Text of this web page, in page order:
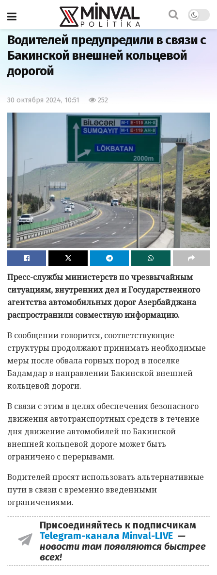
Главная Общество
Водителей предупредили в связи с
Бакинской внешней кольцевой
дорогой
30 октября 2024, 10:51 252
Пресс-службы министерств по чрезвычайным
ситуациям, внутренних дел и Государственного
агентства автомобильных дорог Азербайджана
распространили совместную информацию.
В сообщении говорится, соответствующие
структуры продолжают принимать необходимые
меры после обвала горных пород в поселке
Бадамдар в направлении Бакинской внешней
кольцевой дороги.
В связи с этим в целях обеспечения безопасного
движения автотранспортных средств в течение
дня движение автомобилей по Бакинской
внешней кольцевой дороге может быть
ограничено с перерывами.
Водителей просят использовать альтернативные
пути в связи с временно введенными
ограничениями.
Присоединяйтесь к подписчикам
Telegram-канала Minval-LIVE —
новости там появляются быстрее
всех!